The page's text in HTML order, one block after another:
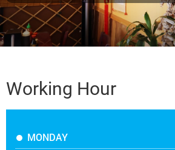
Working Hour
MONDAY